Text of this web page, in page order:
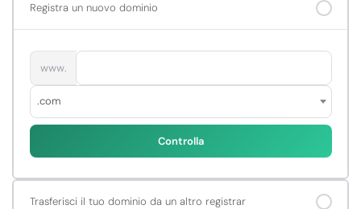
Registra un nuovo dominio
www.
.com
Controlla
Trasferisci il tuo dominio da un altro registrar